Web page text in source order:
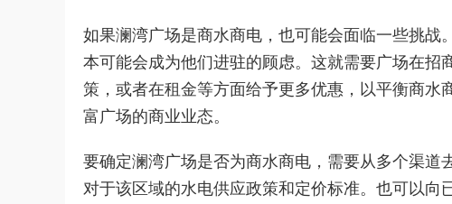
如果澜湾广场是商水商电，也可能会面临一些挑
本可能会成为他们进驻的顾虑。这就需要广场在
策，或者在租金等方面给予更多优惠，以平衡商
富广场的商业业态。
要确定澜湾广场是否为商水商电，需要从多个渠
对于该区域的水电供应政策和定价标准。也可以